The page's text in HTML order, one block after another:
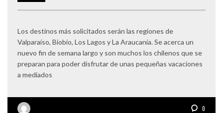
Los destinos más solicitados serán las regiones de
Valparaíso, Biobío, Los Lagos y La Araucanía. Se acerca un
nuevo fin de semana largo y son muchos los chilenos que se
preparan para poder disfrutar de unas pequeñas vacaciones
a mediados
0